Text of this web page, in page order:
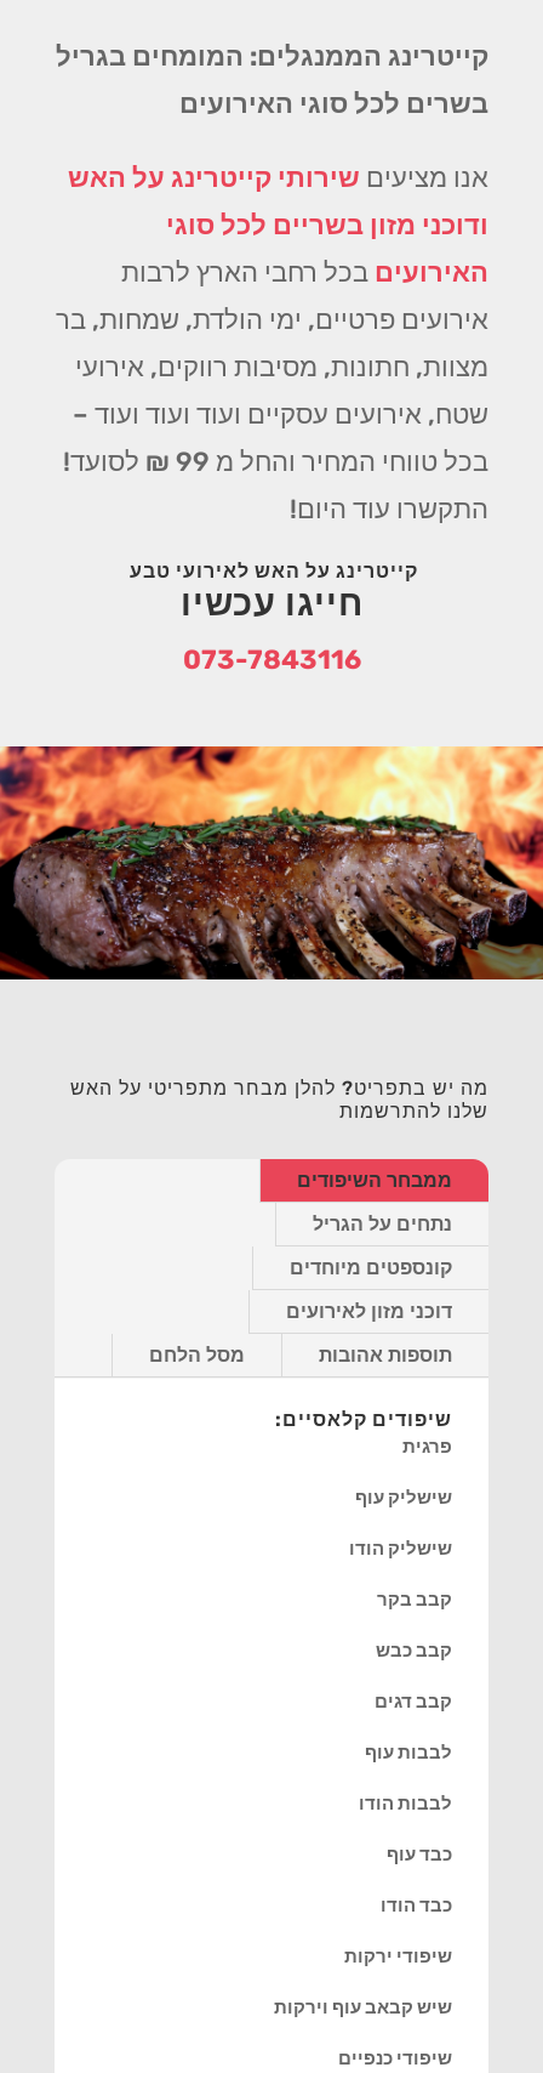
קייטרינג הממנגלים: המומחים בגריל
בשרים לכל סוגי האירועים
אנו מציעים שירותי קייטרינג על האש
ודוכני מזון בשריים לכל סוגי
האירועים בכל רחבי הארץ לרבות
אירועים פרטיים, ימי הולדת, שמחות, בר
מצוות, חתונות, מסיבות רווקים, אירועי
שטח, אירועים עסקיים ועוד ועוד ועוד –
בכל טווחי המחיר והחל מ 99 ₪ לסועד!
התקשרו עוד היום!
קייטרינג על האש לאירועי טבע
חייגו עכשיו
073-7843116
מה יש בתפריט? להלן מבחר מתפריטי על האש
שלנו להתרשמות
ממבחר השיפודים
נתחים על הגריל
קונספטים מיוחדים
דוכני מזון לאירועים
תוספות אהובות
מסל הלחם
שיפודים קלאסיים:
פרגית
שישליק עוף
שישליק הודו
קבב בקר
קבב כבש
קבב דגים
לבבות עוף
לבבות הודו
כבד עוף
כבד הודו
שיפודי ירקות
שיש קבאב עוף וירקות
שיפודי כנפיים